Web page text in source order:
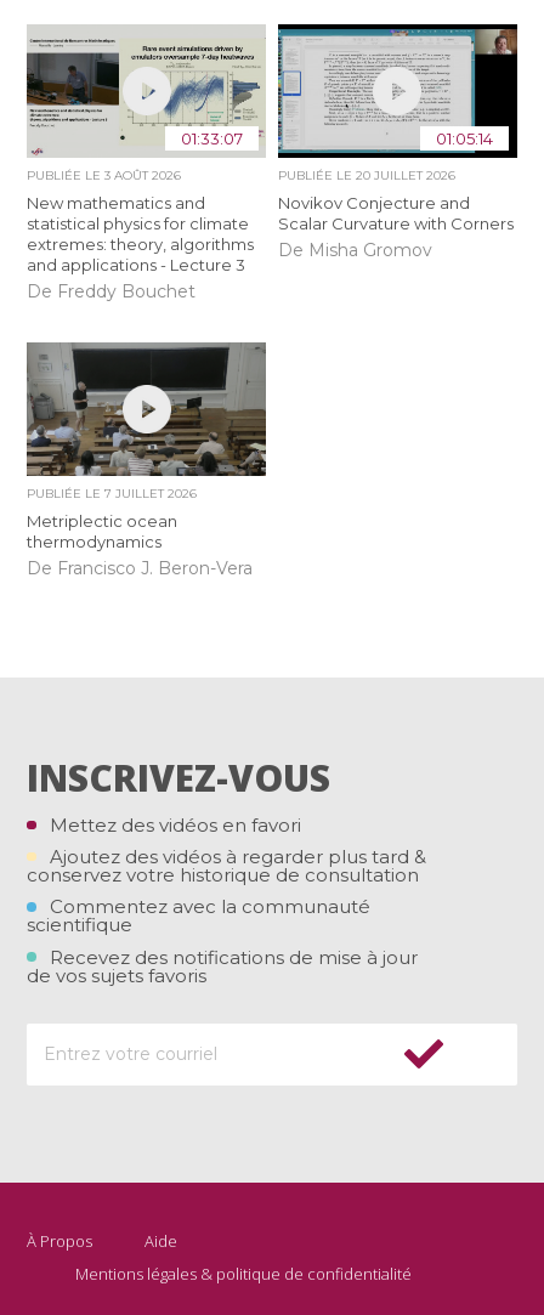
01:33:07
PUBLIÉE LE3 AOÛT 2026
New mathematics and
statistical physics for climate
extremes: theory, algorithms
and applications - Lecture 3
De Freddy Bouchet
01:05:14
PUBLIÉE LE 20 JUILLET 2026
Novikov Conjecture and
Scalar Curvature with Corners
De Misha Gromov
PUBLIÉE LE7 JUILLET 2026
Metriplectic ocean
thermodynamics
De Francisco J. Beron-Vera
INSCRIVEZ-VOUS
Mettez des vidéos en favori
Ajoutez des vidéos à regarder plus tard &
conservez votre historique de consultation
Commentez avec la communauté
scientifique
Recevez des notifications de mise à jour
de vos sujets favoris
À Propos
Aide
Mentions légales & politique de confidentialité